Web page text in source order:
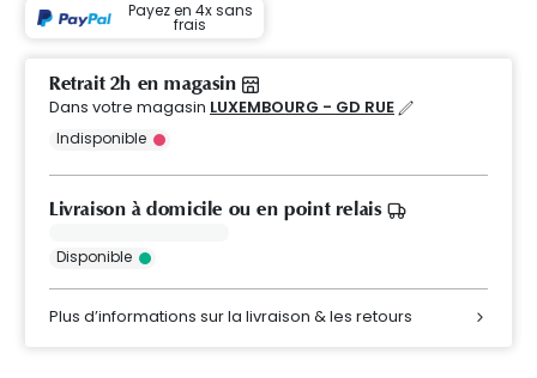
Payez en 4x sans
frais
Retrait 2h en magasin
Dans votre magasin LUXEMBOURG - GD RUE
Indisponible
Livraison à domicile ou en point relais
Disponible
Plus d’informations sur la livraison & les retours